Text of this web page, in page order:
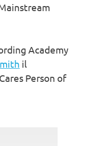
Academy
il
Person of